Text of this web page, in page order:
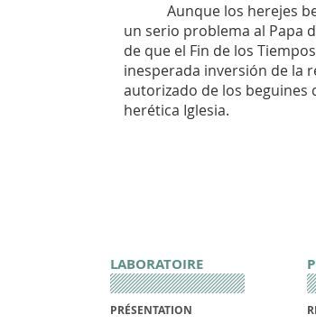
Aunque los herejes
un serio problema al Papa
de que el Fin de los
inesperada inversión de la
autorizado de los
herética Iglesia.
LABORATOIRE
PRÉSENTATION